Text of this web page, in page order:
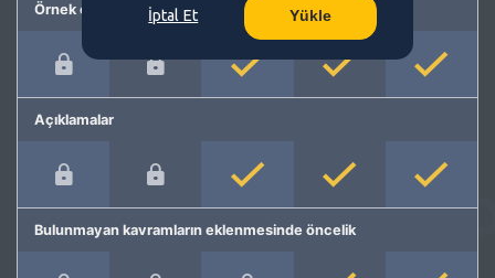
Örnek cümleler
Açıklamalar
Bulunmayan kavramların eklenmesinde öncelik
İptal Et Yükle